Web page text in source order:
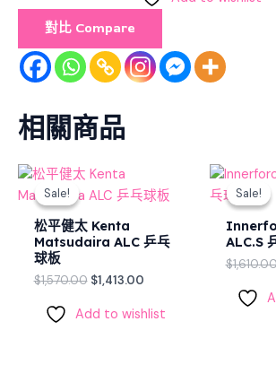
對比 Compare
相關商品
Sale!
Sale!
松平健太 Kenta
Matsudaira ALC 乒乓
球板
$1,570.00
Original
price
was:
$1,413.00
price
is:
Add to wishlist
Sale!
Sale!
ALC.S
$